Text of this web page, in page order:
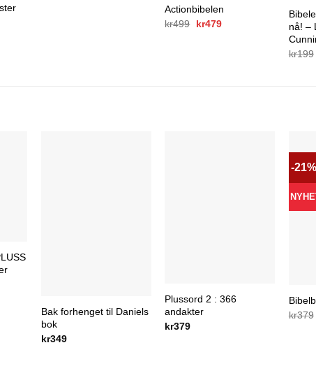
Actionbibelen
kr499
Opprinnelig
kr479Nåværende
nå! –
kr199
Bak forhenget til Daniels
bok
kr349
Plussord 2 : 366
andakter
kr379
-
kr379